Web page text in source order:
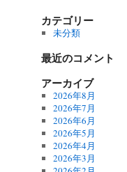
カテゴリー
未分類
最近のコメント
アーカイブ
2026年8月
2026年7月
2026年6月
2026年5月
2026年4月
2026年3月